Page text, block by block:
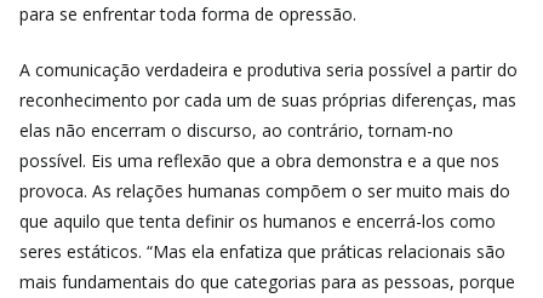
para se enfrentar toda forma de opressão.
A comunicação verdadeira e produtiva seria possível a partir do
reconhecimento por cada um de suas próprias diferenças, mas
elas não encerram o discurso, ao contrário, tornam-no
possível. Eis uma reflexão que a obra demonstra e a que nos
provoca. As relações humanas compõem o ser muito mais do
que aquilo que tenta definir os humanos e encerrá-los como
seres estáticos. “Mas ela enfatiza que práticas relacionais são
mais fundamentais do que categorias para as pessoas, porque